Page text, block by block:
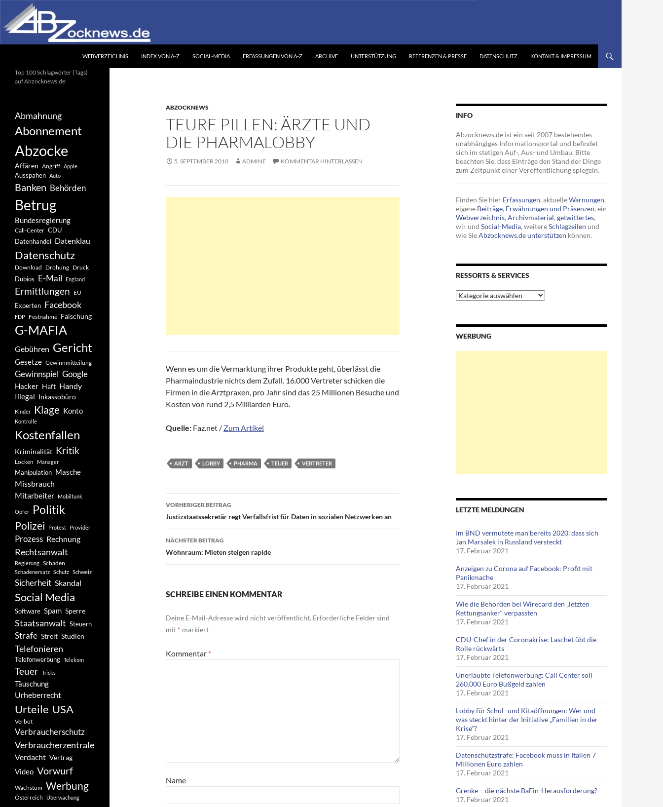
Inhalt
springen
WEBVERZEICHNIS INDEX VON A-Z SOCIAL-MEDIA ERFASSUNGEN VON A-Z ARCHIVE UNTERSTÜTZUNG REFERENZEN & PRESSE DATENSCHUTZ KONTAKT & IMPRESSUM
ABZOCKNEWS
TEURE PILLEN: ÄRZTE UND
DIE PHARMALOBBY
5. SEPTEMBER 2010 ADMINE KOMMENTAR HINTERLASSEN
Wenn es um die Vermarktung ihrer Produkte geht, überlässt die
Pharmaindustrie nichts dem Zufall. 16.000 Vertreter schicken die
Firmen in die Arztpraxen, pro Jahr sind das 25 Millionen Besuche und
Kosten von rund 2,5 Milliarden Euro.
Quelle: Faz.net / Zum Artikel
ARZT LOBBY PHARMA TEUER VERTRETER
Beitragsnavigation
VORHERIGER BEITRAG
Justizstaatssekretär regt Verfallsfrist für Daten in sozialen Netzwerken an
NÄCHSTER BEITRAG
Wohnraum: Mieten steigen rapide
SCHREIBE EINEN KOMMENTAR
Deine E-Mail-Adresse wird nicht veröffentlicht. Erforderliche Felder sind
mit * markiert
Kommentar *
Name
INFO
Abzocknews.de ist ein seit 2007 bestehendes
unabhängiges Informationsportal und befindet
sich im stetigen Auf-, Aus- und Umbau. Bitte
beachten Sie, dass Einträge den Stand der Dinge
zum Zeitpunkt einer Veröffentlichung spiegeln.
Finden Sie hier Erfassungen, aktuelleWarnungen,
eigene Beiträge, Erwähnungen und Präsenzen, ein
Webverzeichnis, Archivmaterial, getwittertes,
wir und Social-Media, weitereSchlagzeilen und
wie SieAbzocknews.de unterstützen können.
RESSORTS & SERVICES
Ressorts
&
WERBUNG
LETZTE MELDUNGEN
Im BND vermutete man bereits 2020, dass sich
Jan Marsalek in Russland versteckt
17. Februar 2021
Anzeigen zu Corona auf Facebook: Profit mit
Panikmache
17. Februar 2021
Wie die Behörden bei Wirecard den „letzten
Rettungsanker“ verpassten
17. Februar 2021
CDU-Chef in der Coronakrise: Laschet übt die
Rolle rückwärts
17. Februar 2021
Unerlaubte Telefonwerbung: Call Center soll
260.000 Euro Bußgeld zahlen
17. Februar 2021
Lobby für Schul- und Kitaöffnungen: Wer und
was steckt hinter der Initiative „Familien in der
Krise“?
17. Februar 2021
Datenschutzstrafe: Facebook muss in Italien 7
Millionen Euro zahlen
17. Februar 2021
Grenke – die nächste BaFin-Herausforderung?
17. Februar 2021
Ihr unabhängiges
Informationsportal
Top 100 Schlagwörter (Tags)
auf Abzocknews.de:
Abmahnung
Abonnement
Abzocke
Affären Angriff Apple
Ausspähen Auto
Banken Behörden
Betrug
Bundesregierung
Call-Center CDU
Datenhandel Datenklau
Datenschutz
Download Drohung Druck
Dubios E-Mail England
Ermittlungen EU
Experten Facebook
FDP Festnahme Fälschung
G-MAFIA
Gebühren Gericht
Gesetze Gewinnmitteilung
Gewinnspiel Google
Hacker Haft Handy
Illegal Inkassobüro
Kinder Klage Konto
Kontrolle
Kostenfallen
Kriminalität Kritik
Locken Manager
Manipulation Masche
Missbrauch
Mitarbeiter
Mobilfunk
Opfer Politik
Polizei Protest Provider
Prozess Rechnung
Rechtsanwalt
Regierung Schaden
Schadenersatz Schutz Schweiz
Sicherheit Skandal
Social Media
Software Spam Sperre
Staatsanwalt Steuern
Strafe Streit Studien
Telefonieren
Telefonwerbung Telekom
Teuer Tricks
Täuschung
Urheberrecht
Urteile USA
Verbot
Verbraucherschutz
Verbraucherzentrale
Verdacht Vertrag
Video Vorwurf
Wachstum Werbung
Österreich Überwachung